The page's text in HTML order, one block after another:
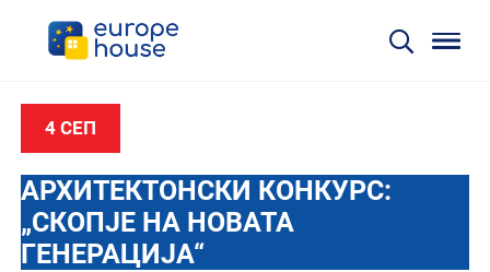
4 СЕП
АРХИТЕКТОНСКИ КОНКУРС:
„СКОПЈЕ НА НОВАТА
ГЕНЕРАЦИЈА“